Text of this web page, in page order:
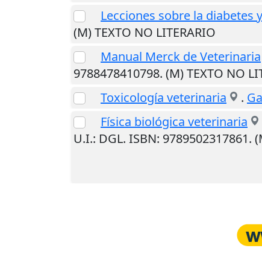
Lecciones sobre la diabetes
(M) TEXTO NO LITERARIO
Manual Merck de Veterinaria
9788478410798. (M) TEXTO NO
Toxicología veterinaria
.
Física biológica veterinaria
U.I.: DGL. ISBN: 9789502317861.